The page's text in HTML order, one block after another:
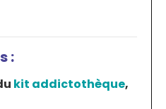
:
kit addictothèque,